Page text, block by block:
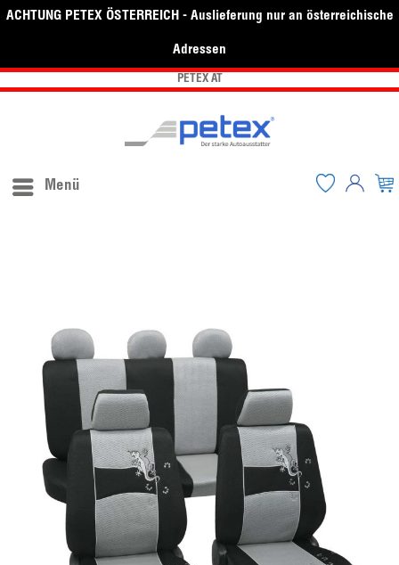
ACHTUNG PETEX ÖSTERREICH - Auslieferung nur an österreichische
Adressen
PETEX AT
Menü